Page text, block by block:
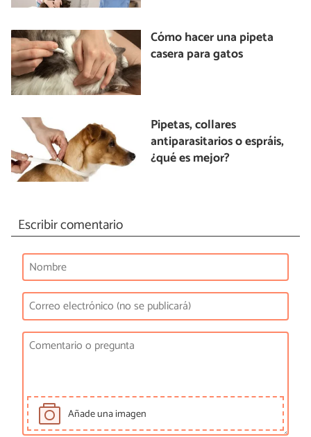
Cómo hacer una pipeta
casera para gatos
Pipetas, collares
antiparasitarios o espráis,
¿qué es mejor?
Escribir comentario
Añade una imagen